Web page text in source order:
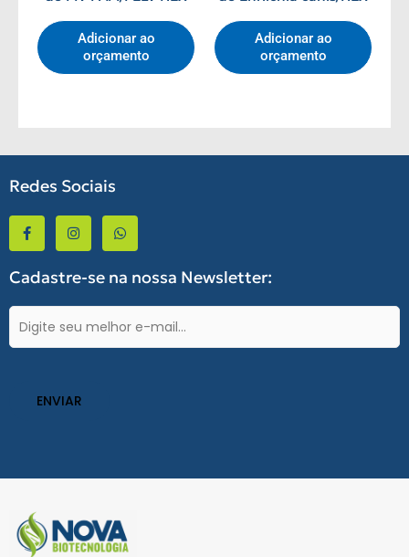
Adicionar ao
orçamento
Adicionar ao
orçamento
Redes Sociais
F
a
c
e
o
k
-
f
I
n
s
t
g
a
m
W
h
a
t
a
p
Cadastre-se na nossa Newsletter:
E-
mail